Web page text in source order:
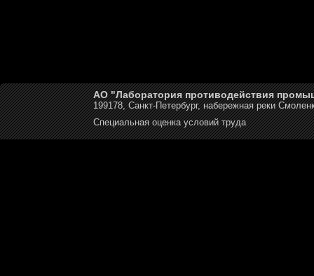
АО "Лаборатория противодействия
199178, Санкт-Петербург, набережная реки
Специальная оценка условий труда